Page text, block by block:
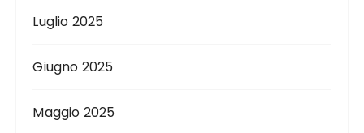
Luglio 2025
Giugno 2025
Maggio 2025